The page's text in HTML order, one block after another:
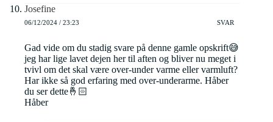
Josefine
06/12/2024 / 23:23 SVAR
Gad vide om du stadig svare på denne gamle opskrift😅
jeg har lige lavet dejen her til aften og bliver nu meget i
tvivl om det skal være over-under varme eller varmluft?
Har ikke så god erfaring med over-underarme. Håber
du ser dette🤞🏻
Håber